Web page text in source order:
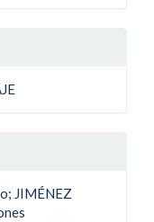
JIMÉNEZ